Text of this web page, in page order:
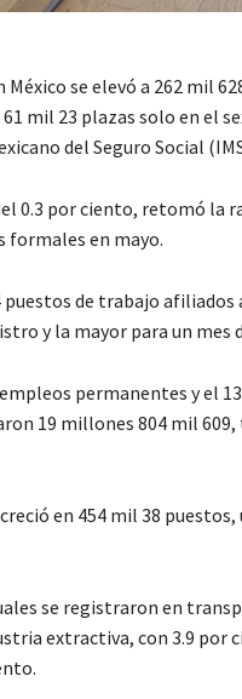
se elevó a 262 mil
mil 23 plazas solo en el
del Seguro Social
0.3 por ciento, retomó la
formales en mayo.
de trabajo afiliados
y la mayor para un mes
permanentes y el
19 millones 804 mil
en 454 mil 38
se registraron en
extractiva, con 3.9 por